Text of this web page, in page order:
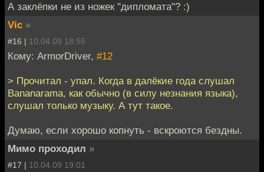
А заклёпки не из ножек "дипломата"? :)
Vic »
#16 | 10.04.09 18:55
Кому: ArmorDriver, #12
> Прочитал - упал. Когда в далёкие года слушал
Bananarama, как обычно (в силу незнания языка),
слушал только музыку. А тут такое.
Думаю, если хорошо копнуть - вскроются бездны.
Мимо проходил »
#17 | 10.04.09 19:01